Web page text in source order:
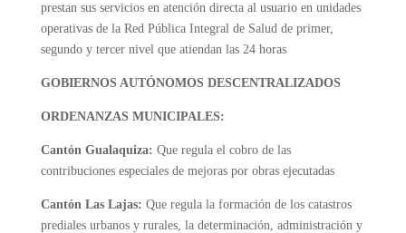
prestan sus servicios en atención directa al usuario en unidades
operativas de la Red Pública Integral de Salud de primer,
segundo y tercer nivel que atiendan las 24 horas
GOBIERNOS AUTÓNOMOS DESCENTRALIZADOS
ORDENANZAS MUNICIPALES:
Cantón Gualaquiza: Que regula el cobro de las
contribuciones especiales de mejoras por obras ejecutadas
Cantón Las Lajas: Que regula la formación de los catastros
prediales urbanos y rurales, la determinación, administración y